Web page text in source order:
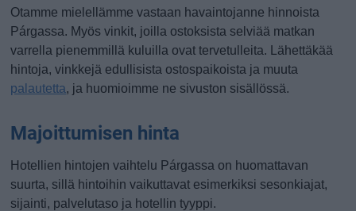
Otamme mielellämme vastaan havaintojanne hinnoista
Párgassa. Myös vinkit, joilla ostoksista selviää matkan
varrella pienemmillä kuluilla ovat tervetulleita. Lähettäkää
hintoja, vinkkejä edullisista ostospaikoista ja muuta
palautetta, ja huomioimme ne sivuston sisällössä.
Majoittumisen hinta
Hotellien hintojen vaihtelu Párgassa on huomattavan
suurta, sillä hintoihin vaikuttavat esimerkiksi sesonkiajat,
sijainti, palvelutaso ja hotellin tyyppi.